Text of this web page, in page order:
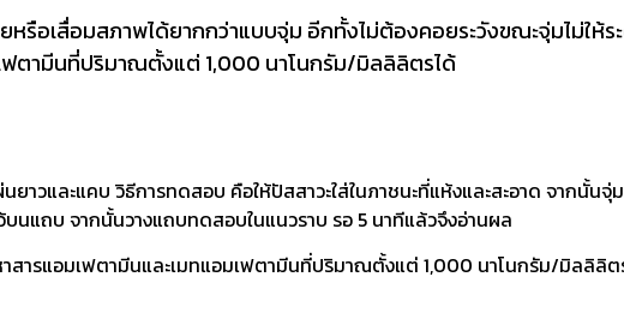
หรือเสื่อมสภาพได้ยากกว่าแบบจุ่ม อีกทั้งไม่ต้องคอยระวังขณะจุ่มไม่ให้
ฟตามีนที่ปริมาณตั้งแต่ 1,000 นาโนกรัม/มิลลิลิตรได้
วและแคบ วิธีการทดสอบ คือให้ปัสสาวะใส่ในภาชนะที่แห้งและสะอาด จากนั้นจุ่
นแถบ จากนั้นวางแถบทดสอบในแนวราบ รอ 5 นาทีแล้วจึงอ่านผล
ารแอมเฟตามีนและเมทแอมเฟตามีนที่ปริมาณตั้งแต่ 1,000 นาโนกรัม/มิลลิลิต